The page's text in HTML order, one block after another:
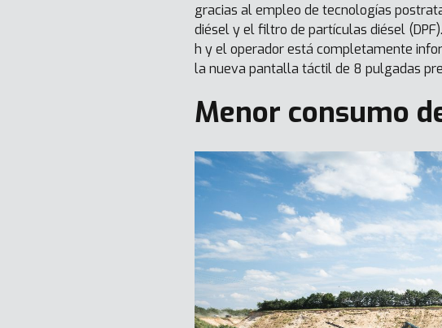
gracias al empleo de tecnologías
diésel y el filtro de partículas diésel
h y el operador está completamente
la nueva pantalla táctil de 8 pulgadas
Menor consumo